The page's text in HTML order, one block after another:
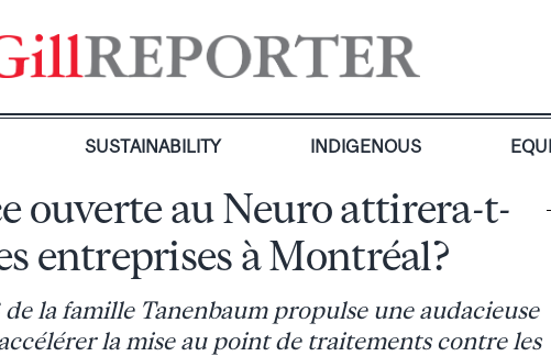
SUSTAINABILITY INDIGENOUS
ouverte au Neuro attirera-t-
entreprises à Montréal?
la famille Tanenbaum propulse une audacieuse
la mise au point de traitements contre les